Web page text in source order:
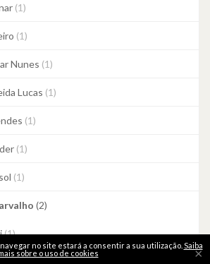
(1)
(1)
Nunes (1)
Lucas (1)
(1)
(1)
(1)
(2)
(1)
no site estará a consentir a sua utilização. Saiba
sobre o uso de cookies
×